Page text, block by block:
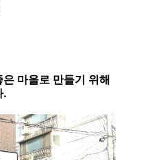
마을로 만들기 위해
.